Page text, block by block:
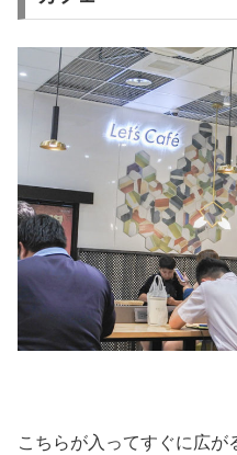
こちらが入ってすぐに広が